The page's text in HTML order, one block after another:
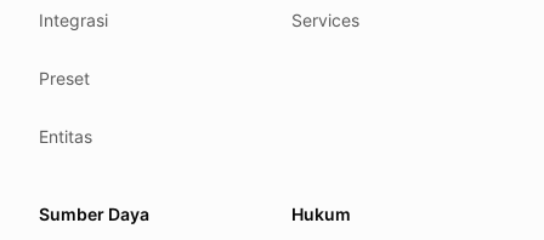
We follow these rules
ISO/IEC 27001:2022.
NIS2 (EU 2022/2555).
Our promise
Integrasi
Preset
Entitas
Services
Sumber Daya Hukum